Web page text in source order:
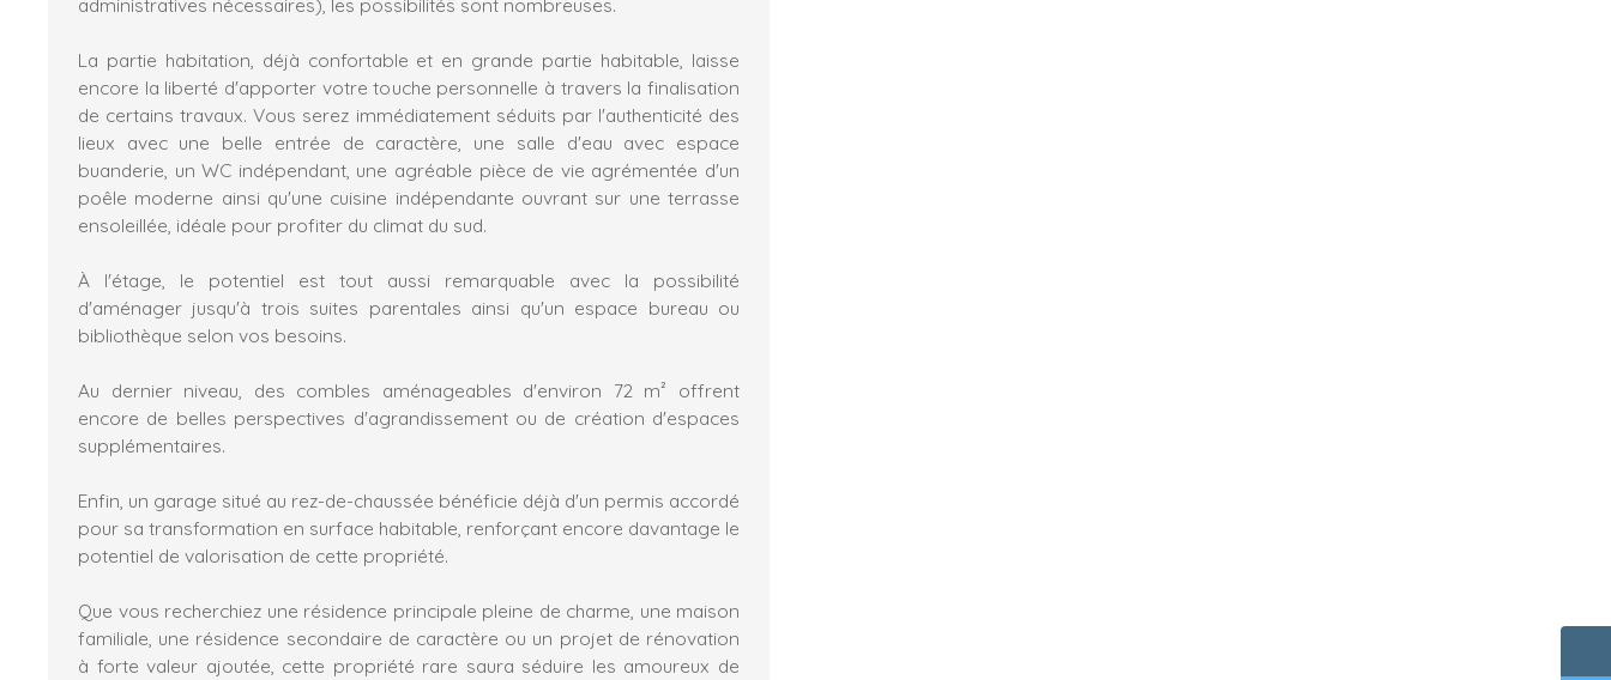
administratives nécessaires), les possibilités sont nombreuses.
La partie habitation, déjà confortable et en grande partie habitable, laisse
encore la liberté d'apporter votre touche personnelle à travers la finalisation
de certains travaux. Vous serez immédiatement séduits par l'authenticité des
lieux avec une belle entrée de caractère, une salle d'eau avec espace
buanderie, un WC indépendant, une agréable pièce de vie agrémentée d'un
poêle moderne ainsi qu'une cuisine indépendante ouvrant sur une terrasse
ensoleillée, idéale pour profiter du climat du sud.
À l'étage, le potentiel est tout aussi remarquable avec la possibilité
d'aménager jusqu'à trois suites parentales ainsi qu'un espace bureau ou
bibliothèque selon vos besoins.
Au dernier niveau, des combles aménageables d'environ 72 m² offrent
encore de belles perspectives d'agrandissement ou de création d'espaces
supplémentaires.
Enfin, un garage situé au rez-de-chaussée bénéficie déjà d'un permis accordé
pour sa transformation en surface habitable, renforçant encore davantage le
potentiel de valorisation de cette propriété.
Que vous recherchiez une résidence principale pleine de charme, une maison
familiale, une résidence secondaire de caractère ou un projet de rénovation
à forte valeur ajoutée, cette propriété rare saura séduire les amoureux de